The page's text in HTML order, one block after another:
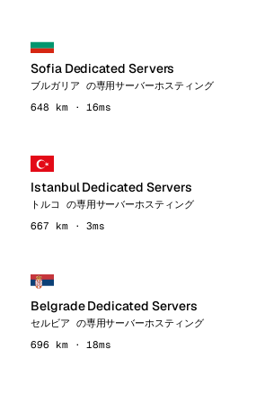
Sofia Dedicated Servers
ブルガリア の専用サーバーホスティング
648 km · 16ms
Istanbul Dedicated Servers
トルコ の専用サーバーホスティング
667 km · 3ms
Belgrade Dedicated Servers
セルビア の専用サーバーホスティング
696 km · 18ms